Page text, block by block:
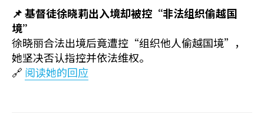
📌 基督徒徐晓莉出入境却被控“非法组织偷越国
境”
徐晓丽合法出境后竟遭控“组织他人偷越国境”，
她坚决否认指控并依法维权。
🔗 阅读她的回应